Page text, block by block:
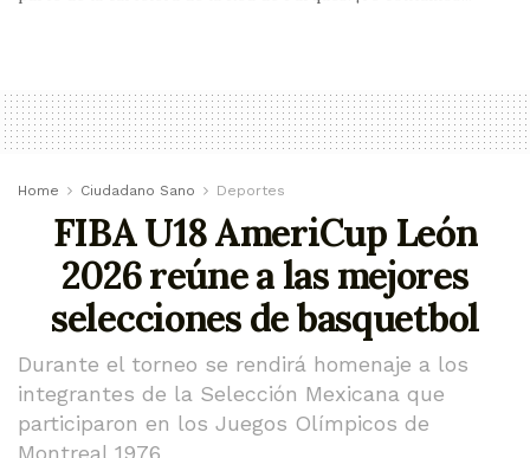
Home Ciudadano Sano Deportes
FIBA U18 AmeriCup León
2026 reúne a las mejores
selecciones de basquetbol
Durante el torneo se rendirá homenaje a los
integrantes de la Selección Mexicana que
participaron en los Juegos Olímpicos de
Montreal 1976